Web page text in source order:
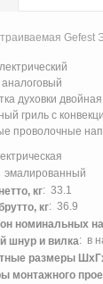
духовки двойная
гриль с
проволочные
эмалированный
кг: 33.1
кг: 36.9
номинальных
шнур и вилка: в
размеры
монтажного